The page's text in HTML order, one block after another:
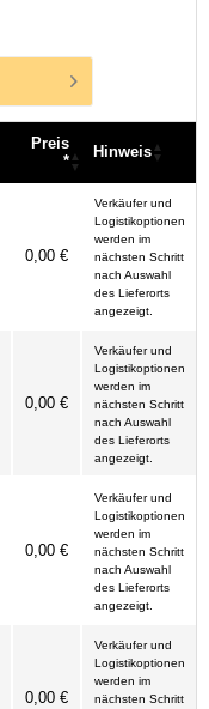
Preis
*
Hinweis
0,00 €
Verkäufer und
Logistikoptionen
werden im
nächsten Schritt
nach Auswahl
des Lieferorts
angezeigt.
0,00 €
Verkäufer und
Logistikoptionen
werden im
nächsten Schritt
nach Auswahl
des Lieferorts
angezeigt.
0,00 €
Verkäufer und
Logistikoptionen
werden im
nächsten Schritt
nach Auswahl
des Lieferorts
angezeigt.
0,00 €
Verkäufer und
Logistikoptionen
werden im
nächsten Schritt